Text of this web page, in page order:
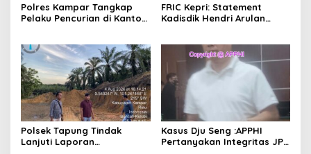
Polres Kampar Tangkap
Pelaku Pencurian di Kantor
FRIC Kepri: Statement
Kadisdik Hendri Arulan
Polsek Tapung Tindak
Lanjuti Laporan
Kasus Dju Seng :APPHI
Pertanyakan Integritas JPU